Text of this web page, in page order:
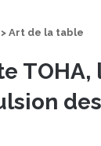
> Art de la table